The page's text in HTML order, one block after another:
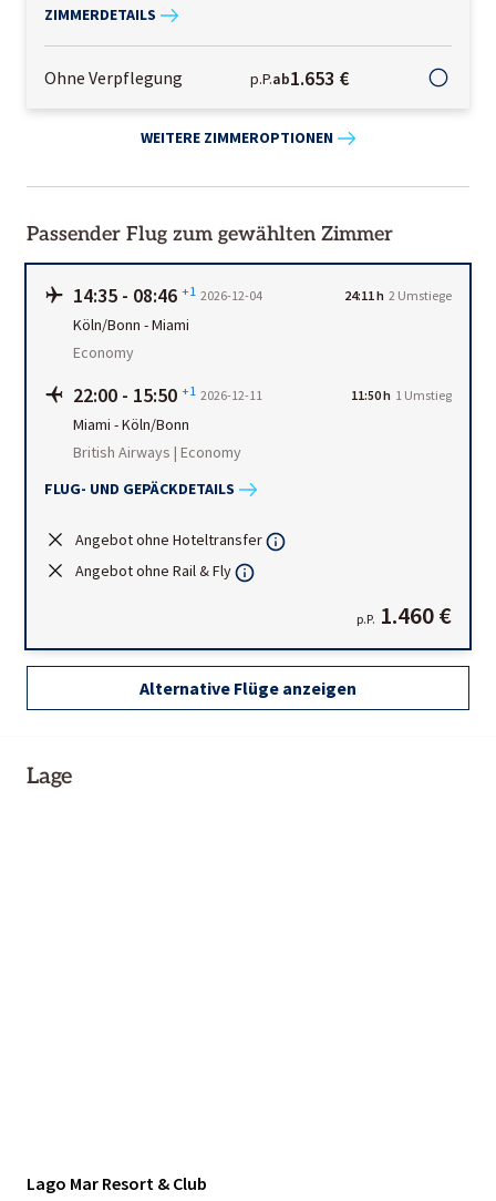
ZIMMERDETAILS
Ohne Verpflegung p.P.ab1.653 €
WEITERE ZIMMEROPTIONEN
Passender Flug zum gewählten Zimmer
14:35 - 08:46 +1 2026-12-04 24:11 h 2 Umstiege
Köln/Bonn -Miami
Economy
22:00 - 15:50 +1 2026-12-11 11:50 h 1 Umstieg
Miami -Köln/Bonn
British Airways | Economy
FLUG- UND GEPÄCKDETAILS
Angebot ohne Hoteltransfer
Angebot ohne Rail & Fly
p.P. 1.460 €
Alternative Flüge anzeigen
Lage
Lago Mar Resort & Club